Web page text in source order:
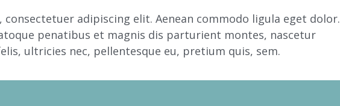
adipiscing elit. Aenean commodo ligula eget dolor.
penatibus et magnis dis parturient montes, nascetur
ultricies nec, pellentesque eu, pretium quis, sem.